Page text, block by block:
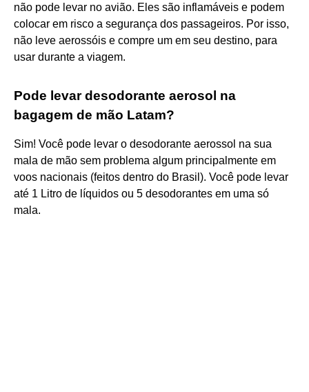
não pode levar no avião. Eles são inflamáveis e podem
colocar em risco a segurança dos passageiros. Por isso,
não leve aerossóis e compre um em seu destino, para
usar durante a viagem.
Pode levar desodorante aerosol na
bagagem de mão Latam?
Sim! Você pode levar o desodorante aerossol na sua
mala de mão sem problema algum principalmente em
voos nacionais (feitos dentro do Brasil). Você pode levar
até 1 Litro de líquidos ou 5 desodorantes em uma só
mala.